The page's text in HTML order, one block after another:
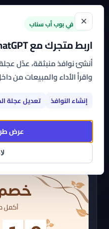
×
جديد في بوب أب سناب
اربط متجرك مع ChatGPT و Claude
أنشئ نوافذ منبثقة، عدّل
واقرأ الأداء والمبيعات من
إنشاء النوافذ تعديل عجلة
عرض
الرئيسية ← القوالب
عداد
اشترك بأي تطبيق من
متنوعة من القوالب
يمكنك البدء في